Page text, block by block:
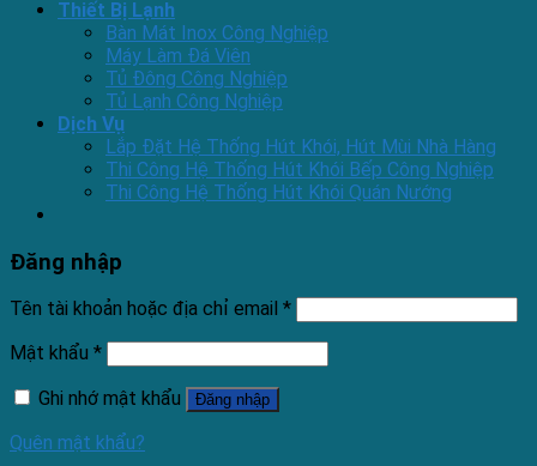
Thiết Bị Lạnh
Bàn Mát Inox Công Nghiệp
Máy Làm Đá Viên
Tủ Đông Công Nghiệp
Tủ Lạnh Công Nghiệp
Dịch Vụ
Lắp Đặt Hệ Thống Hút Khói, Hút Mùi Nhà Hàng
Thi Công Hệ Thống Hút Khói Bếp Công Nghiệp
Thi Công Hệ Thống Hút Khói Quán Nướng
Đăng nhập
Tên tài khoản hoặc địa chỉ email *
Mật khẩu *
Ghi nhớ mật khẩu
Đăng nhập
Quên mật khẩu?